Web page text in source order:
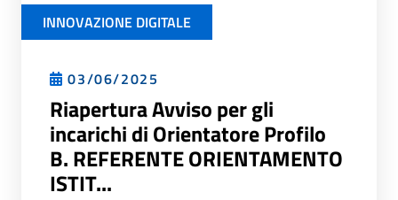
INNOVAZIONE DIGITALE
03/06/2025
Riapertura Avviso per gli
incarichi di Orientatore Profilo
B. REFERENTE ORIENTAMENTO
ISTIT...